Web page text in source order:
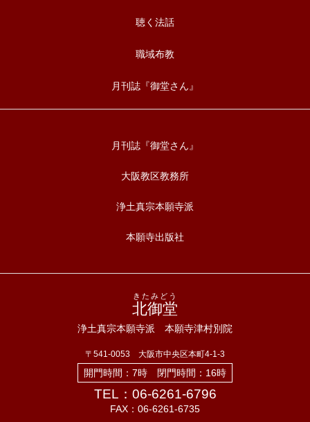
聴く法話
職域布教
月刊誌『御堂さん』
月刊誌『御堂さん』
大阪教区教務所
浄土真宗本願寺派
本願寺出版社
北御堂
きたみどう
浄土真宗本願寺派 本願寺津村別院
〒541-0053 大阪市中央区本町4-1-3
開門時間：7時 閉門時間：16時
TEL：06-6261-6796
FAX：06-6261-6735